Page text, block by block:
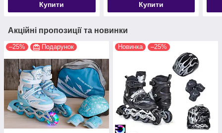
Купити Купити
Акційні пропозиції та новинки
–25% Подарунок Новинка –25%